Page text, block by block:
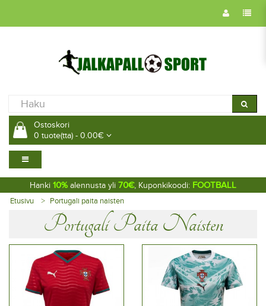
Ostoskori
0 tuote(tta) - 0.00€
Hanki 10% alennusta yli 70€, Kuponkikoodi: FOOTBALL
Etusivu Portugali paita naisten
Portugali Paita Naisten